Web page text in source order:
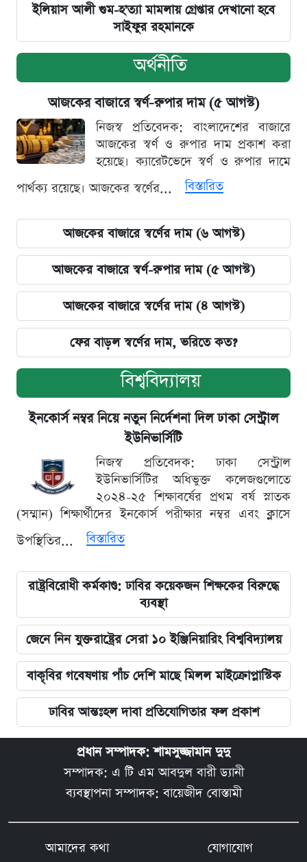
ইলিয়াস আলী গুম-হ'ত্যা মামলায় গ্রেপ্তার দেখানো হবে
সাইফুর রহমানকে
অর্থনীতি
আজকের বাজারে স্বর্ণ-রুপার দাম (৫ আগস্ট)
নিজস্ব প্রতিবেদক: বাংলাদেশের বাজারে
আজকের স্বর্ণ ও রুপার দাম প্রকাশ করা
হয়েছে। ক্যারেটভেদে স্বর্ণ ও রুপার দামে
পার্থক্য রয়েছে। আজকের স্বর্ণের...
বিস্তারিত
আজকের বাজারে স্বর্ণের দাম (৬ আগস্ট)
আজকের বাজারে স্বর্ণ-রুপার দাম (৫ আগস্ট)
আজকের বাজারে স্বর্ণের দাম (৪ আগস্ট)
ফের বাড়ল স্বর্ণের দাম, ভরিতে কত?
বিশ্ববিদ্যালয়
ইনকোর্স নম্বর নিয়ে নতুন নির্দেশনা দিল ঢাকা সেন্ট্রাল
ইউনিভার্সিটি
নিজস্ব প্রতিবেদক: ঢাকা সেন্ট্রাল
ইউনিভার্সিটির অধিভুক্ত কলেজগুলোতে
২০২৪-২৫ শিক্ষাবর্ষের প্রথম বর্ষ স্নাতক
(সম্মান) শিক্ষার্থীদের ইনকোর্স পরীক্ষার নম্বর এবং ক্লাসে
উপস্থিতির...
বিস্তারিত
রাষ্ট্রবিরোধী কর্মকাণ্ড: ঢাবির কয়েকজন শিক্ষকের বিরুদ্ধে
ব্যবস্থা
জেনে নিন যুক্তরাষ্ট্রের সেরা ১০ ইঞ্জিনিয়ারিং বিশ্ববিদ্যালয়
বাকৃবির গবেষণায় পাঁচ দেশি মাছে মিলল মাইক্রোপ্লাস্টিক
ঢাবির আন্তঃহল দাবা প্রতিযোগিতার ফল প্রকাশ
প্রধান সম্পাদক: শামসুজ্জামান দুদু
সম্পাদক: এ টি এম আবদুল বারী ড্যানী
ব্যবস্থাপনা সম্পাদক: বায়েজীদ বোস্তামী
আমাদের কথা
যোগাযোগ